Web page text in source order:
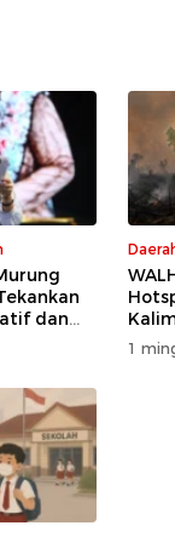
dan
Area
1